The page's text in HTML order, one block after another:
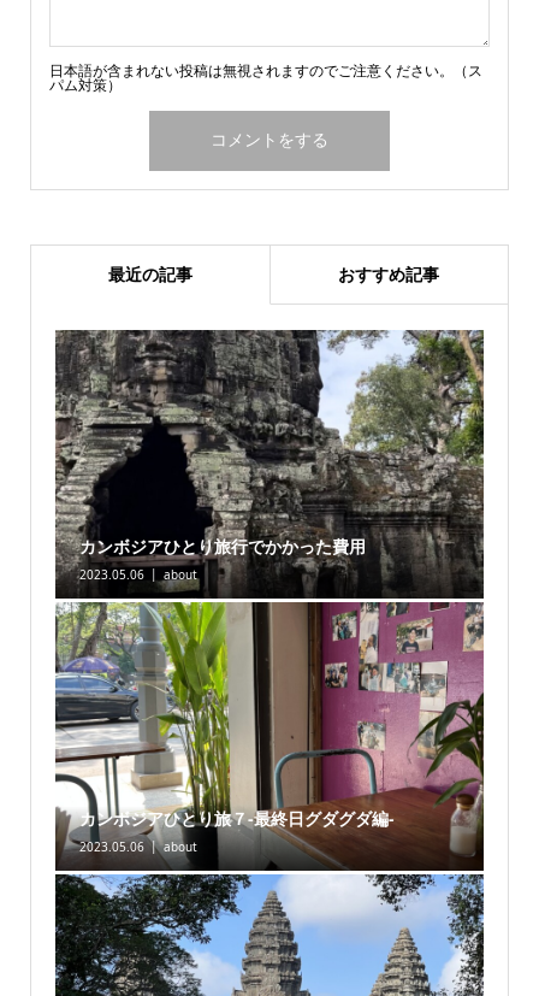
日本語が含まれない投稿は無視されますのでご注意ください。（ス
パム対策）
最近の記事 おすすめ記事
カンボジアひとり旅行でかかった費用
2023.05.06 about
カンボジアひとり旅７-最終日グダグダ編-
2023.05.06 about